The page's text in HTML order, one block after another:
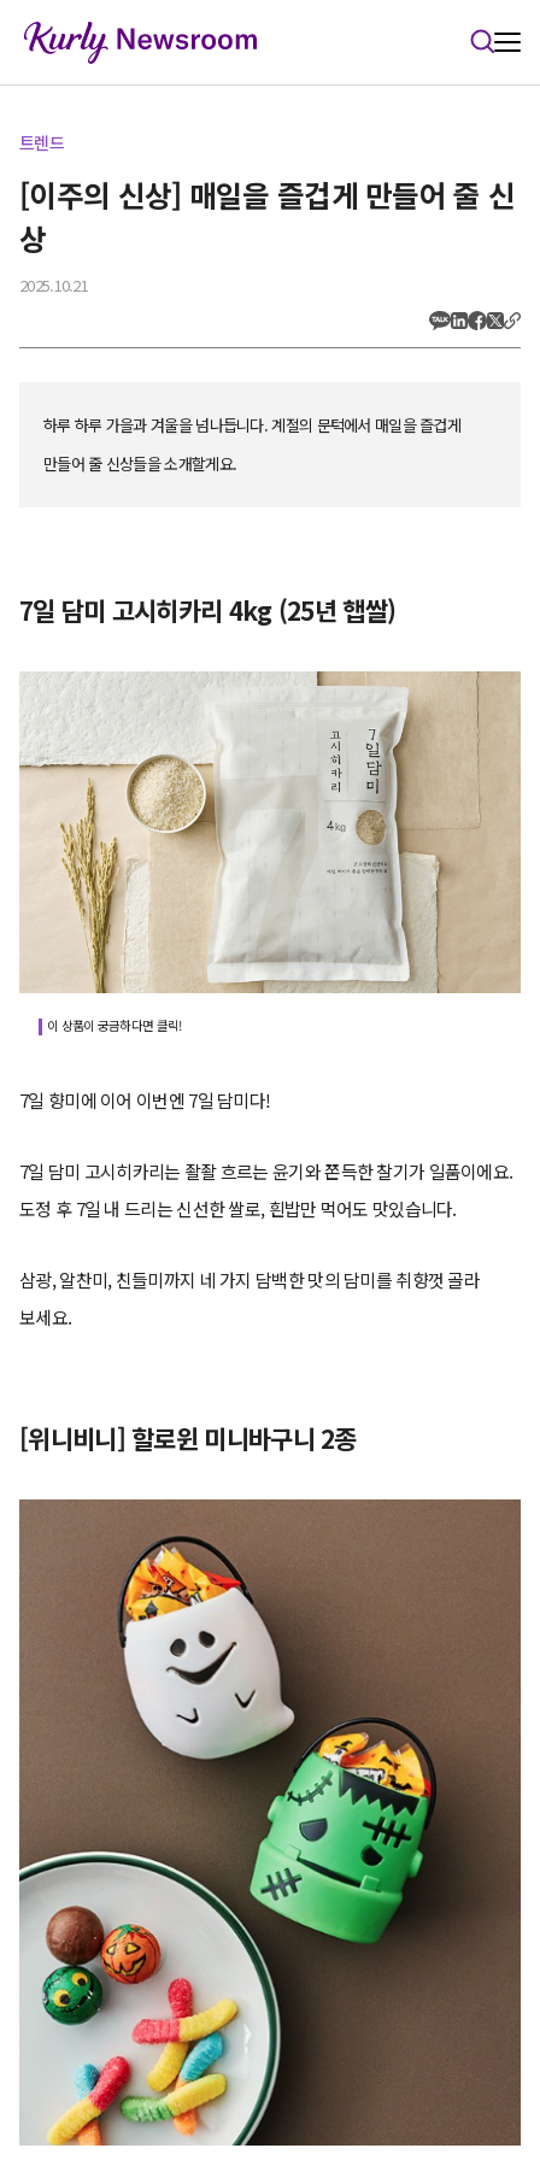
트렌드
[이주의 신상] 매일을 즐겁게 만들어 줄 신
상
2025.10.21
하루 하루 가을과 겨울을 넘나듭니다. 계절의 문턱에서 매일을 즐겁게
만들어 줄 신상들을 소개할게요.
7일 담미 고시히카리 4kg (25년 햅쌀)
이 상품이 궁금하다면 클릭!
7일 향미에 이어 이번엔 7일 담미다!
7일 담미 고시히카리는 좔좔 흐르는 윤기와 쫀득한 찰기가 일품이에요.
도정 후 7일 내 드리는 신선한 쌀로, 흰밥만 먹어도 맛있습니다.
삼광, 알찬미, 친들미까지 네 가지 담백한 맛의 담미를 취향껏 골라
보세요.
[위니비니] 할로윈 미니바구니 2종